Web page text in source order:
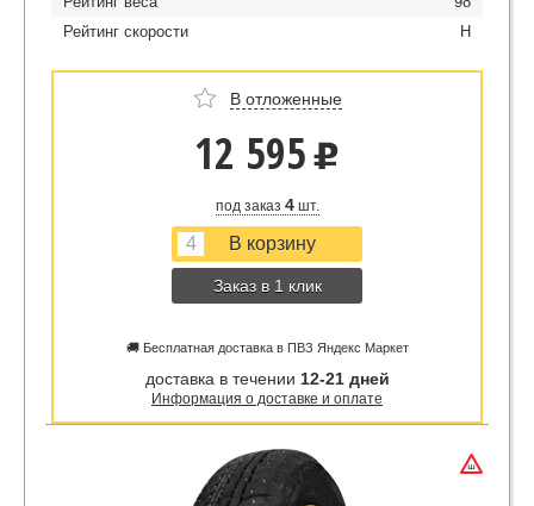
Рейтинг скорости
H
В отложенные
12 595 u
под заказ 4шт.
Заказ в 1 клик
🚚 Бесплатная доставка в ПВЗ Яндекс Маркет
доставка в течении 12-21 дней
Информация о доставке и оплате